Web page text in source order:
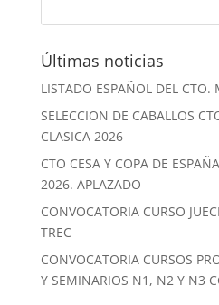
Últimas noticias
LISTADO ESPAÑOL DEL CTO.
SELECCION DE CABALLOS
CLASICA 2026
CTO CESA Y COPA DE
2026. APLAZADO
CONVOCATORIA CURSO
TREC
CONVOCATORIA CURSOS
Y SEMINARIOS N1, N2 Y N3